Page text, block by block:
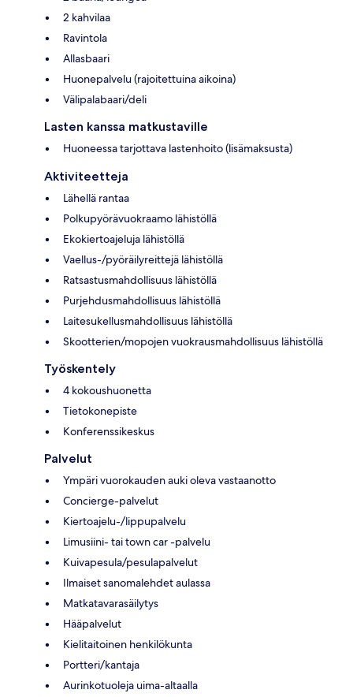
2 kahvilaa
Ravintola
Allasbaari
Huonepalvelu (rajoitettuina aikoina)
Välipalabaari/deli
Lasten kanssa matkustaville
Huoneessa tarjottava lastenhoito (lisämaksusta)
Aktiviteetteja
Lähellä rantaa
Polkupyörävuokraamo lähistöllä
Ekokiertoajeluja lähistöllä
Vaellus-/pyöräilyreittejä lähistöllä
Ratsastusmahdollisuus lähistöllä
Purjehdusmahdollisuus lähistöllä
Laitesukellusmahdollisuus lähistöllä
Skootterien/mopojen vuokrausmahdollisuus lähistöllä
Työskentely
4 kokoushuonetta
Tietokonepiste
Konferenssikeskus
Palvelut
Ympäri vuorokauden auki oleva vastaanotto
Concierge-palvelut
Kiertoajelu-/lippupalvelu
Limusiini- tai town car -palvelu
Kuivapesula/pesulapalvelut
Ilmaiset sanomalehdet aulassa
Matkatavarasäilytys
Hääpalvelut
Kielitaitoinen henkilökunta
Portteri/kantaja
Aurinkotuoleja uima-altaalla